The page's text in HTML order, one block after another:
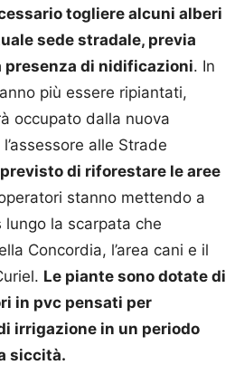
togliere alcuni alberi
sede stradale, previa
presenza di nidificazioni. In
più essere ripiantati,
occupato dalla nuova
alle Strade
di riforestare le aree
stanno mettendo a
la scarpata che
Concordia, l’area cani e il
Le piante sono dotate di
in pvc pensati per
irrigazione in un periodo
siccità.